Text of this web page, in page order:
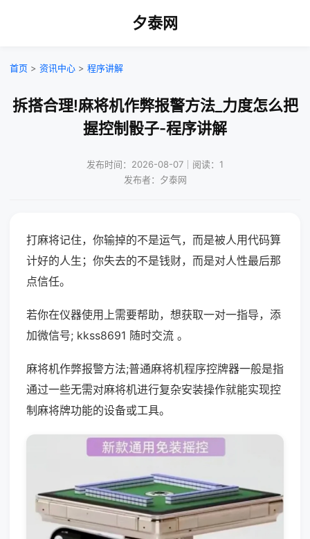
夕泰网
首页 > 资讯中心 > 程序讲解
拆搭合理!麻将机作弊报警方法_力度怎么把
握控制骰子-程序讲解
发布时间：2026-08-07｜阅读：1
发布者：夕泰网
打麻将记住，你输掉的不是运气，而是被人用代码算
计好的人生；你失去的不是钱财，而是对人性最后那
点信任。
若你在仪器使用上需要帮助，想获取一对一指导，添
加微信号; kkss8691 随时交流 。
麻将机作弊报警方法;普通麻将机程序控牌器一般是指
通过一些无需对麻将机进行复杂安装操作就能实现控
制麻将牌功能的设备或工具。